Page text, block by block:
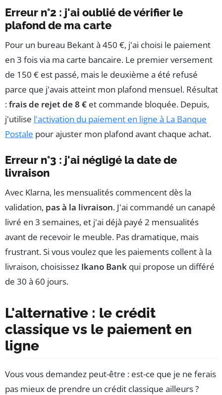
Erreur n°2 : j'ai oublié de vérifier le
plafond de ma carte
Pour un bureau Bekant à 450 €, j'ai choisi le paiement
en 3 fois via ma carte bancaire. Le premier versement
de 150 € est passé, mais le deuxième a été refusé
parce que j'avais atteint mon plafond mensuel. Résultat
:frais de rejet de 8 € et commande bloquée. Depuis,
j'utilise l'activation du paiement en ligne à La Banque
Postale pour ajuster mon plafond avant chaque achat.
Erreur n°3 : j'ai négligé la date de
livraison
Avec Klarna, les mensualités commencent dès la
validation, pas à la livraison. J'ai commandé un canapé
livré en 3 semaines, et j'ai déjà payé 2 mensualités
avant de recevoir le meuble. Pas dramatique, mais
frustrant. Si vous voulez que les paiements collent à la
livraison, choisissez Ikano Bank qui propose un différé
de 30 à 60 jours.
L'alternative : le crédit
classique vs le paiement en
ligne
Vous vous demandez peut-être : est-ce que je ne ferais
pas mieux de prendre un crédit classique ailleurs ?